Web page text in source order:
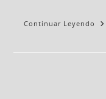
Continuar Leyendo